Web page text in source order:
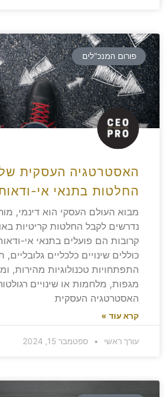
פורום המנכ"לים
האסטרטגיה העסקית
החלטות בתנאי אי-
מבוא העולם העסקי הוא דינמי,
נדרשים לקבל החלטות קריטיות
קרובות הם פועלים בתנאי אי-
כוללים שינויים כלכליים
התפתחויות טכנולוגיות מהירות,
מגפות, מלחמות או שינויים
האסטרטגיה העסקית
קרא עוד »
עורך ראשי ספטמבר 15, 2024